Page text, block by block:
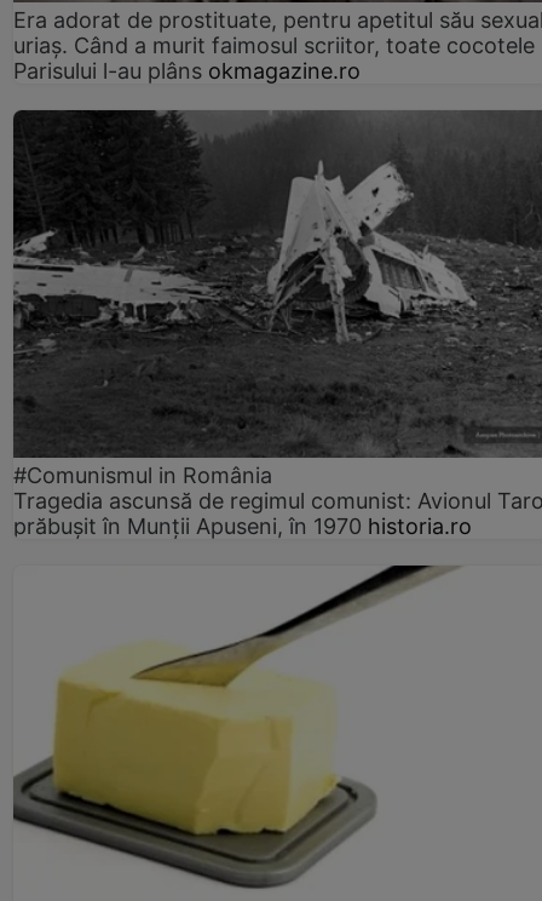
Era adorat de prostituate, pentru apetitul său
uriaș. Când a murit faimosul scriitor, toate cocotele
Parisului l-au plâns okmagazine.ro
#Comunismul in România
Tragedia ascunsă de regimul comunist: Avionul
prăbușit în Munții Apuseni, în 1970 historia.ro